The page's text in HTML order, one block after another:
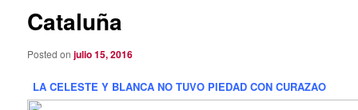
Cataluña
Posted onjulio 15, 2016
LA CELESTE Y BLANCA NO TUVO PIEDAD CON CURAZAO